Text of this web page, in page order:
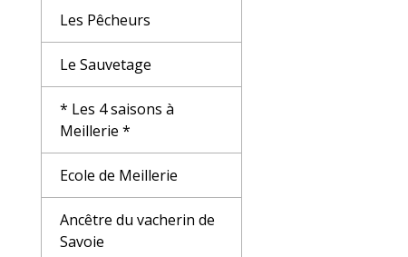
Les Pêcheurs
Le Sauvetage
* Les 4 saisons à
Meillerie *
Ecole de Meillerie
Ancêtre du vacherin de
Savoie